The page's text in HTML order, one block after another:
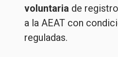
voluntaria de
a la AEAT con
reguladas.